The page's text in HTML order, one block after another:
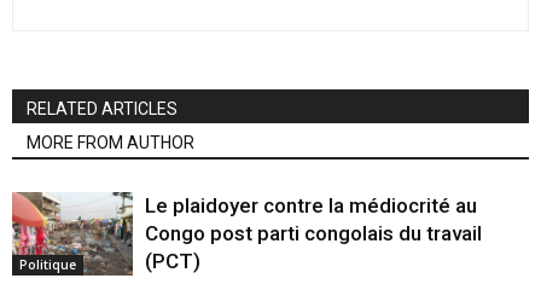
RELATED ARTICLES
MORE FROM AUTHOR
Politique
Le plaidoyer contre la médiocrité au
Congo post parti congolais du travail
(PCT)